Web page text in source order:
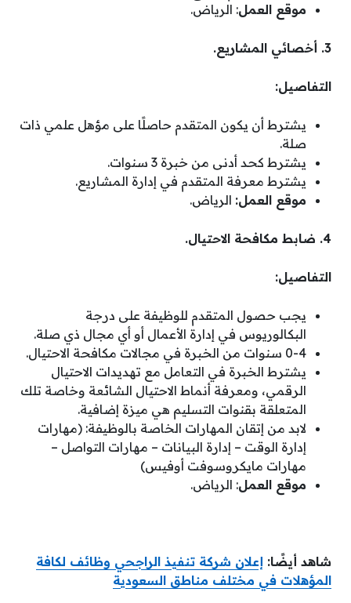
موقع العمل: الرياض.
3. أخصائي المشاريع.
التفاصيل:
يشترط أن يكون المتقدم حاصلًا على مؤهل علمي ذات
صلة.
يشترط كحد أدنى من خبرة 3 سنوات.
يشترط معرفة المتقدم في إدارة المشاريع.
موقع العمل: الرياض.
4. ضابط مكافحة الاحتيال.
التفاصيل:
يجب حصول المتقدم للوظيفة على درجة
البكالوريوس في إدارة الأعمال أو أي مجال ذي صلة.
0-4 سنوات من الخبرة في مجالات مكافحة الاحتيال.
يشترط الخبرة في التعامل مع تهديدات الاحتيال
الرقمي، ومعرفة أنماط الاحتيال الشائعة وخاصة تلك
المتعلقة بقنوات التسليم هي ميزة إضافية.
لابد من إتقان المهارات الخاصة بالوظيفة: (مهارات
إدارة الوقت – إدارة البيانات – مهارات التواصل –
مهارات مايكروسوفت أوفيس)
موقع العمل: الرياض.
شاهد أيضًا: إعلان شركة تنفيذ الراجحي وظائف لكافة
المؤهلات في مختلف مناطق السعودية